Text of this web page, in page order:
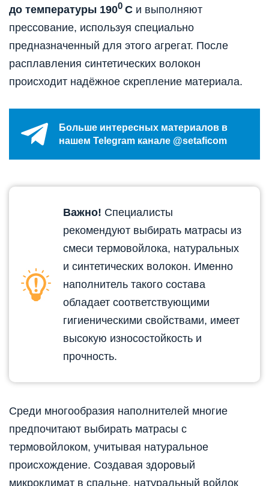
до температуры 1900 С и выполняют
прессование, используя специально
предназначенный для этого агрегат. После
расплавления синтетических волокон
происходит надёжное скрепление материала.
Больше интересных материалов в
нашем Telegram канале @setaficom
Важно! Специалисты
рекомендуют выбирать матрасы из
смеси термовойлока, натуральных
и синтетических волокон. Именно
наполнитель такого состава
обладает соответствующими
гигиеническими свойствами, имеет
высокую износостойкость и
прочность.
Среди многообразия наполнителей многие
предпочитают выбирать матрасы с
термовойлоком, учитывая натуральное
происхождение. Создавая здоровый
микроклимат в спальне, натуральный войлок